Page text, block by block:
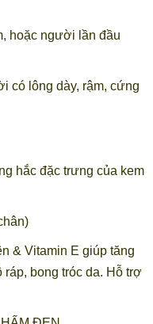
hoặc người lần đầu
có lông dày, rậm, cứng
hắc đặc trưng của kem
& Vitamin E giúp tăng
bong tróc da. Hỗ trợ